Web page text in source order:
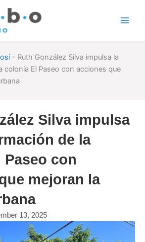
- Ruth González Silva impulsa la
colonia El Paseo con acciones que
Silva impulsa
de la
con
mejoran la
13, 2025